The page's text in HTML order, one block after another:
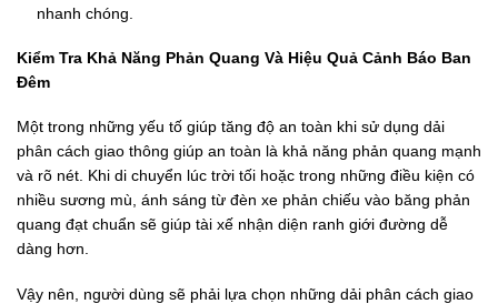
nhanh chóng.
Kiểm Tra Khả Năng Phản Quang Và Hiệu Quả Cảnh Báo Ban
Đêm
Một trong những yếu tố giúp tăng độ an toàn khi sử dụng dải
phân cách giao thông giúp an toàn là khả năng phản quang mạnh
và rõ nét. Khi di chuyển lúc trời tối hoặc trong những điều kiện có
nhiều sương mù, ánh sáng từ đèn xe phản chiếu vào băng phản
quang đạt chuẩn sẽ giúp tài xế nhận diện ranh giới đường dễ
dàng hơn.
Vậy nên, người dùng sẽ phải lựa chọn những dải phân cách giao